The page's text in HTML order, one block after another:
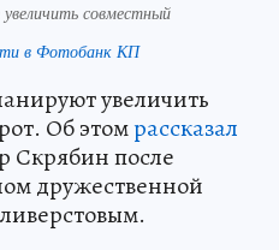
совместный
в Фотобанк КП
увеличить
Об этомрассказал
Скрябин после
дружественной